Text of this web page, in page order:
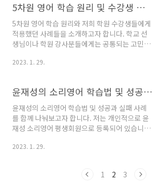
자극하면 두뇌 회전이 빨라진다고 알려져 있습니
다. 그럼 어떤 방식으로 자극을 주면 좋을까요?
바로 빠르게 듣는다는 의미를 가진 '속청'을 통해
가능합니다. 빠른 속도로 정보가 뇌로 유입되면
베로니케 중추는 매우 민감한 상태로 전환됩니
다. 그리고 베로니케로 들어온 정보는 뇌의 다른
로 뇌 ..
5차원 영어 학습 원리 및 수강생 적용 사례
5차원 영어 학습 원리와 저희 학원 수강생들에게
적용했던 사례들을 소개하고자 합니다. 학교 선
생님이나 학원 강사분들에게는 공통되는 고민이
들을 어떻게 하면 상위권으로 끌어올릴 수 있는
구조 변환 학습법 이 책에서 말하는 두 개의 핵심
원리 중 하나가 사고 구조 변환 학습법입니다. 영
어는 '주어+서술어+육하원칙'의 어순으로 이루
어져 있습니다. 반면에 우리말은 '주어+육하원칙
+서술어'의 어순으로 되어 있습니다. 바로 '서술
어'와 '육하원칙'의 순서가 서로 다릅니다. 어떻
2023. 1. 29.
윤재성의 소리영어 학습법 및 성공 및 실패 사례
윤재성의 소리영어 학습법 및 성공과 실패 사례
를 함께 나눠보고자 합니다. 저는 개인적으로 윤
재성 소리영어 평생회원으로 등록되어 있습니다.
맹점으로 등록하여 초등학생을 대상으로 학원도
생각합니다. 즉, 소리 자체를 있는 그대로 선명하
2023. 1. 29.
1 2 3